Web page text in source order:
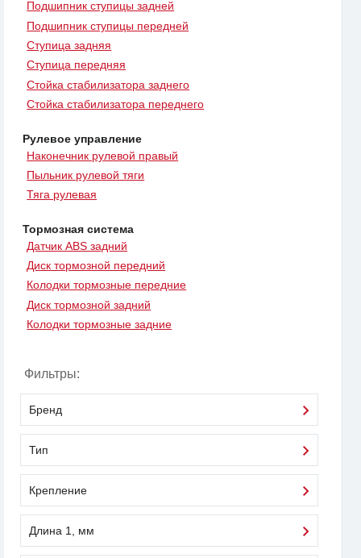
Подшипник ступицы задней
Подшипник ступицы передней
Ступица задняя
Ступица передняя
Стойка стабилизатора заднего
Стойка стабилизатора переднего
Рулевое управление
Наконечник рулевой правый
Пыльник рулевой тяги
Тяга рулевая
Тормозная система
Датчик ABS задний
Диск тормозной передний
Колодки тормозные передние
Диск тормозной задний
Колодки тормозные задние
Фильтры:
Бренд
Тип
Крепление
Длина 1, мм